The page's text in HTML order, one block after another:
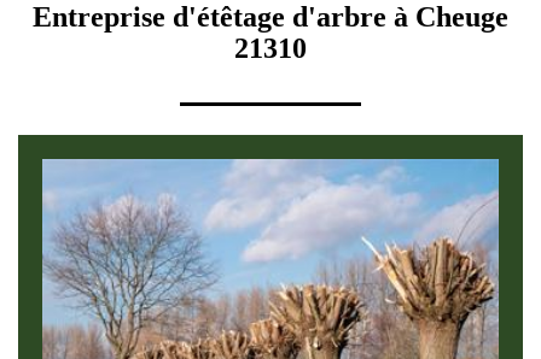
Entreprise d'étêtage d'arbre à Cheuge
21310